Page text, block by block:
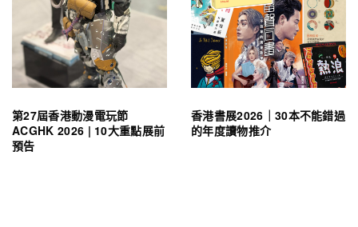
第27屆香港動漫電玩節
ACGHK 2026 | 10大重點展前
預告
香港書展2026｜30本不能錯過
的年度讀物推介